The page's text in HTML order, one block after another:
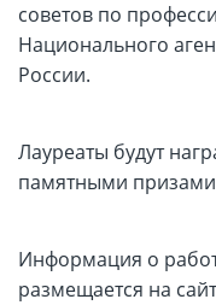
советов по
Национального
России.
Лауреаты будут
памятными
Информация о
размещается на